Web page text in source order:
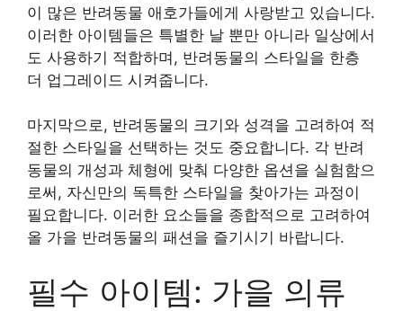
이 많은 반려동물 애호가들에게 사랑받고 있습니다.
이러한 아이템들은 특별한 날 뿐만 아니라 일상에서
도 사용하기 적합하며, 반려동물의 스타일을 한층
더 업그레이드 시켜줍니다.
마지막으로, 반려동물의 크기와 성격을 고려하여 적
절한 스타일을 선택하는 것도 중요합니다. 각 반려
동물의 개성과 체형에 맞춰 다양한 옵션을 실험함으
로써, 자신만의 독특한 스타일을 찾아가는 과정이
필요합니다. 이러한 요소들을 종합적으로 고려하여
올 가을 반려동물의 패션을 즐기시기 바랍니다.
필수 아이템: 가을 의류